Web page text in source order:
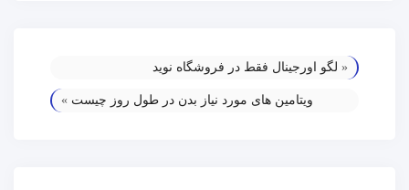
« لگو اورجینال فقط در فروشگاه نوید
ویتامین های مورد نیاز بدن در طول روز چیست »